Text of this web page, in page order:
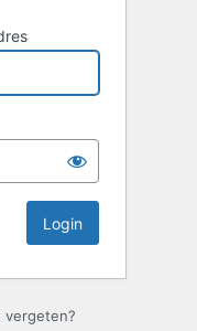
vergeten?